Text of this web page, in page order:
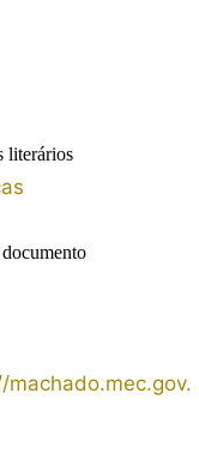
literários
machado.mec.gov.